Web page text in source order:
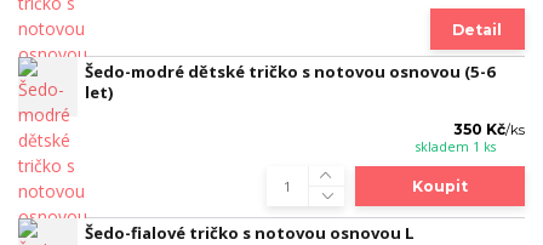
Detail
Šedo-modré dětské tričko s notovou osnovou (5-6
let)
350 Kč/ks
skladem 1 ks
Koupit
Šedo-fialové tričko s notovou osnovou L